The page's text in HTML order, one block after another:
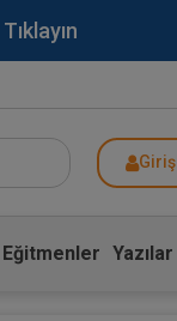
Giriş
Eğitmenler Yazılar